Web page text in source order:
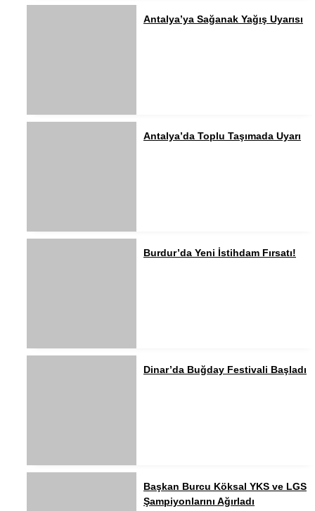
Antalya’ya Sağanak Yağış Uyarısı
Antalya’da Toplu Taşımada Uyarı
Burdur’da Yeni İstihdam Fırsatı!
Dinar’da Buğday Festivali Başladı
Başkan Burcu Köksal YKS ve LGS
Şampiyonlarını Ağırladı